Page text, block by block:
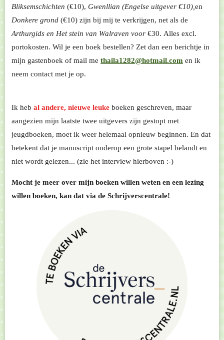
Bliksemschichten (€10), Gwenllian (Engelse uitgever €10), en
Donkere grond (€10) zijn bij mij te verkrijgen, net als de
Arthurgids en Het stein van Walraven voor €30. Alles excl.
portokosten. Wil je een boek bestellen? Zet dan een berichtje in
mijn gastenboek of mail me thaila1282@hotmail.com en ik
neem contact met je op.
Ik heb al andere, nieuwe leuke boeken geschreven, maar
aangezien mijn laatste twee uitgevers zijn gestopt met
jeugdboeken, moet ik weer helemaal opnieuw beginnen. En dat
betekent dat je manuscript onderop een grote stapel belandt en
niet wordt gelezen... (zie het interview hierboven :-)
Mocht je meer over mijn boeken willen weten en een lezing
willen boeken, kan dat via de Schrijverscentrale!